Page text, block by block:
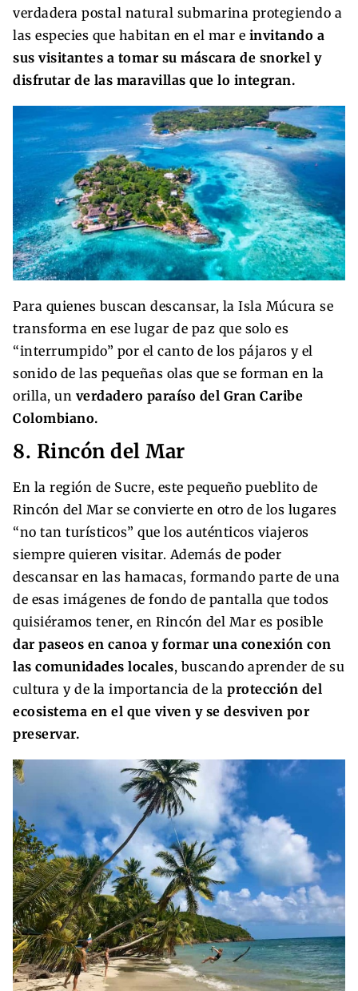
verdadera postal natural submarina protegiendo a
las especies que habitan en el mar e invitando a
sus visitantes a tomar su máscara de snorkel y
disfrutar de las maravillas que lo integran.
Para quienes buscan descansar, la Isla Múcura se
transforma en ese lugar de paz que solo es
“interrumpido” por el canto de los pájaros y el
sonido de las pequeñas olas que se forman en la
orilla, un verdadero paraíso del Gran Caribe
Colombiano.
8. Rincón del Mar
En la región de Sucre, este pequeño pueblito de
Rincón del Mar se convierte en otro de los lugares
“no tan turísticos” que los auténticos viajeros
siempre quieren visitar. Además de poder
descansar en las hamacas, formando parte de una
de esas imágenes de fondo de pantalla que todos
quisiéramos tener, en Rincón del Mar es posible
dar paseos en canoa y formar una conexión con
las comunidades locales, buscando aprender de su
cultura y de la importancia de la protección del
ecosistema en el que viven y se desviven por
preservar.